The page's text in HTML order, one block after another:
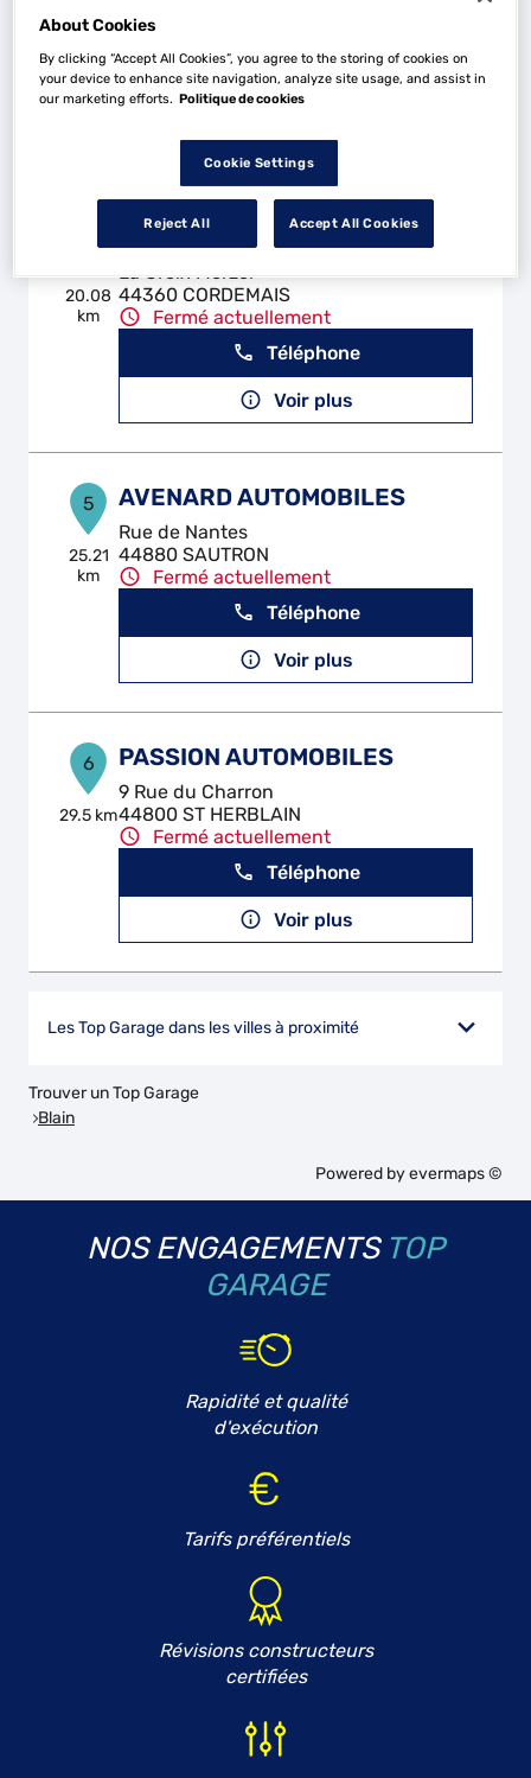
16.82
km
Zac des Tunieres
44119 GRANDCHAMP DES FONTAINES
Fermé aujourd'hui
Téléphone
Voir plus
20.08
km
AS DE L'AUTO
La Croix Morzel
44360 CORDEMAIS
Fermé actuellement
Téléphone
Voir plus
5
25.21
km
AVENARD AUTOMOBILES
Rue de Nantes
44880 SAUTRON
Fermé actuellement
Téléphone
Voir plus
6
29.5 km
PASSION AUTOMOBILES
9 Rue du Charron
44800 ST HERBLAIN
Fermé actuellement
Téléphone
Voir plus
Les Top Garage dans les villes à proximité
Trouver un Top Garage
Blain
Powered byevermaps ©
NOS ENGAGEMENTS TOP
GARAGE
Rapidité et qualité
d'exécution
Tarifs préférentiels
Révisions constructeurs
certifiées
About Cookies
By clicking “Accept All Cookies”, you agree to the storing of cookies on
your device to enhance site navigation, analyze site usage, and assist in
our marketing efforts. Politique de cookies
Cookie Settings
Reject All Accept All Cookies